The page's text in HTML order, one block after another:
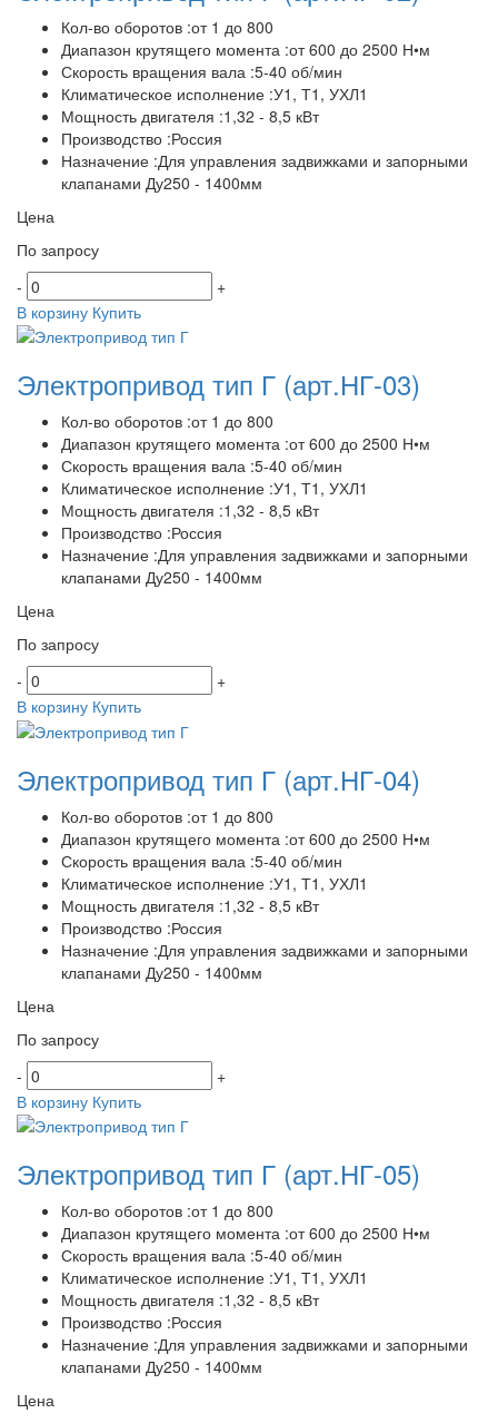
Кол-во оборотов :от 1 до 800
Диапазон крутящего момента :от 600 до 2500 Н•м
Скорость вращения вала :5-40 об/мин
Климатическое исполнение :У1, Т1, УХЛ1
Мощность двигателя :1,32 - 8,5 кВт
Производство :Россия
Назначение :Для управления задвижками и запорными
клапанами Ду250 - 1400мм
Цена
По запросу
-
+
В корзину Купить
Электропривод тип Г (арт.НГ-03)
Кол-во оборотов :от 1 до 800
Диапазон крутящего момента :от 600 до 2500 Н•м
Скорость вращения вала :5-40 об/мин
Климатическое исполнение :У1, Т1, УХЛ1
Мощность двигателя :1,32 - 8,5 кВт
Производство :Россия
Назначение :Для управления задвижками и запорными
клапанами Ду250 - 1400мм
Цена
По запросу
-
+
В корзину Купить
Электропривод тип Г (арт.НГ-04)
Кол-во оборотов :от 1 до 800
Диапазон крутящего момента :от 600 до 2500 Н•м
Скорость вращения вала :5-40 об/мин
Климатическое исполнение :У1, Т1, УХЛ1
Мощность двигателя :1,32 - 8,5 кВт
Производство :Россия
Назначение :Для управления задвижками и запорными
клапанами Ду250 - 1400мм
Цена
По запросу
-
+
В корзину Купить
Электропривод тип Г (арт.НГ-05)
Кол-во оборотов :от 1 до 800
Диапазон крутящего момента :от 600 до 2500 Н•м
Скорость вращения вала :5-40 об/мин
Климатическое исполнение :У1, Т1, УХЛ1
Мощность двигателя :1,32 - 8,5 кВт
Производство :Россия
Назначение :Для управления задвижками и запорными
клапанами Ду250 - 1400мм
Цена